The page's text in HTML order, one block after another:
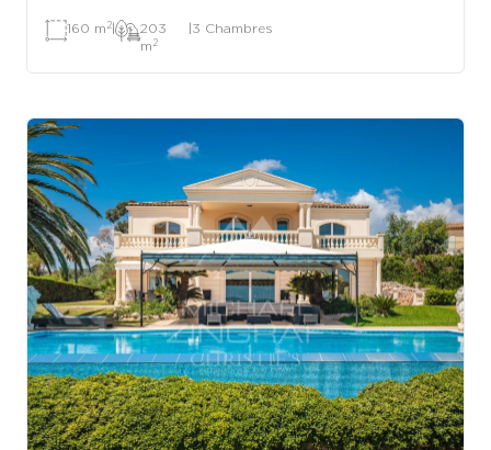
160 m 2|
203
m 2
|3 Chambres